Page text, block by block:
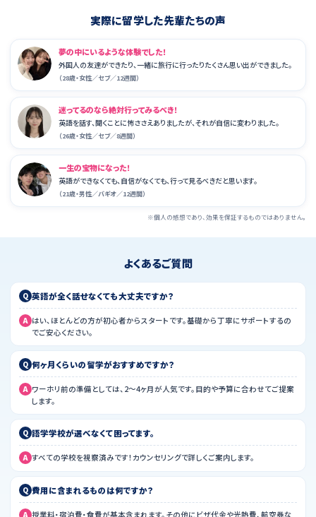
実際に留学した先輩たちの声
夢の中にいるような体験でした！
外国人の友達ができたり、一緒に旅行に行ったりたくさん思い出ができました。
（28歳・女性／セブ／12週間）
迷ってるのなら絶対行ってみるべき！
英語を話す、聞くことに怖ささえありましたが、それが自信に変わりました。
（26歳・女性／セブ／8週間）
一生の宝物になった！
英語ができなくても、自信がなくても、行って見るべきだと思います。
（21歳・男性／バギオ／12週間）
※個人の感想であり、効果を保証するものではありません。
よくあるご質問
Q 英語が全く話せなくても大丈夫ですか？
A はい、ほとんどの方が初心者からスタートです。基礎から丁寧にサポートするの
でご安心ください。
Q 何ヶ月くらいの留学がおすすめですか？
A ワーホリ前の準備としては、2～4ヶ月が人気です。目的や予算に合わせてご提案
します。
Q 語学学校が選べなくて困ってます。
A すべての学校を視察済みです！カウンセリングで詳しくご案内します。
Q 費用に含まれるものは何ですか？
A 授業料・宿泊費・食費が基本含まれます。その他にビザ代金や光熱費、航空券な